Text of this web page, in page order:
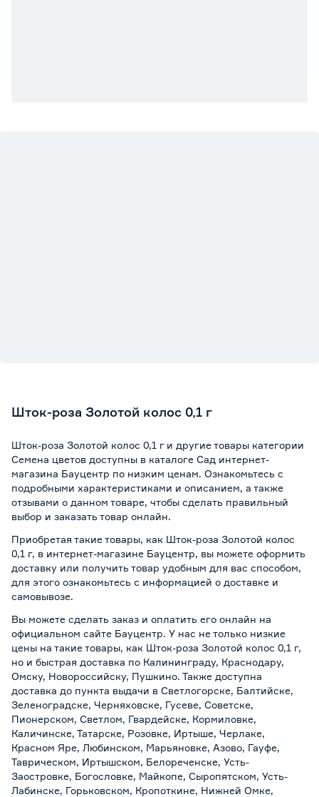
Шток-роза Золотой колос 0,1 г
Шток-роза Золотой колос 0,1 г и другие товары категории
Семена цветов доступны в каталоге Сад интернет-
магазина Бауцентр по низким ценам. Ознакомьтесь с
подробными характеристиками и описанием, а также
отзывами о данном товаре, чтобы сделать правильный
выбор и заказать товар онлайн.
Приобретая такие товары, как Шток-роза Золотой колос
0,1 г, в интернет-магазине Бауцентр, вы можете оформить
доставку или получить товар удобным для вас способом,
для этого ознакомьтесь с информацией о доставке и
самовывозе.
Вы можете сделать заказ и оплатить его онлайн на
официальном сайте Бауцентр. У нас не только низкие
цены на такие товары, как Шток-роза Золотой колос 0,1 г,
но и быстрая доставка по Калининграду, Краснодару,
Омску, Новороссийску, Пушкино. Также доступна
доставка до пункта выдачи в Светлогорске, Балтийске,
Зеленоградске, Черняховске, Гусеве, Советске,
Пионерском, Светлом, Гвардейске, Кормиловке,
Каличинске, Татарске, Розовке, Иртыше, Черлаке,
Красном Яре, Любинском, Марьяновке, Азово, Гауфе,
Таврическом, Иртышском, Белореченске, Усть-
Заостровке, Богословке, Майкопе, Сыропятском, Усть-
Лабинске, Горьковском, Кропоткине, Нижней Омке,